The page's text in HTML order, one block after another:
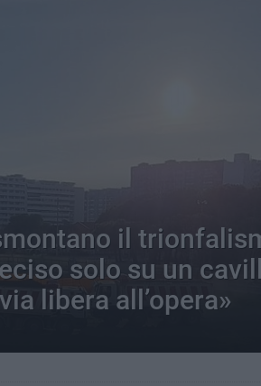
il
solo su un
libera all’opera»